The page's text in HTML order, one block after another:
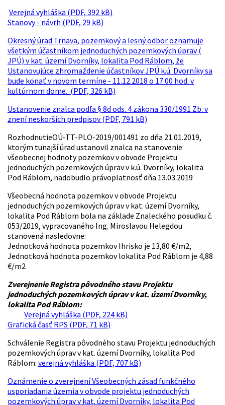
Verejná vyhláška (PDF, 392 kB)
Stanovy - návrh (PDF, 29 kB)
Okresný úrad Trnava, pozemkový a lesný odbor oznamuje
všetkým účastníkom jednoduchých pozemkových úprav (
JPÚ) v kat. území Dvorníky, lokalita Pod Ráblom, že
Ustanovujúce zhromaždenie účastníkov JPÚ k.ú. Dvorníky sa
bude konať v novom termíne - 11.12.2018 o 17 00 hod. v
kultúrnom dome. (PDF, 326 kB)
Ustanovenie znalca podľa § 8d ods. 4 zákona 330/1991 Zb. v
znení neskorších predpisov (PDF, 791 kB)
RozhodnutieOÚ-TT-PLO-2019/001491 zo dňa 21.01.2019,
ktorým tunajší úrad ustanovil znalca na stanovenie
všeobecnej hodnoty pozemkov v obvode Projektu
jednoduchých pozemkových úprav v k.ú. Dvorníky, lokalita
Pod Ráblom, nadobudlo právoplatnosť dňa 13.03.2019
Všeobecná hodnota pozemkov v obvode Projektu
jednoduchých pozemkových úprav v kat. území Dvorníky,
lokalita Pod Ráblom bola na základe Znaleckého posudku č.
053/2019, vypracovaného Ing. Miroslavou Helegdou
stanovená nasledovne:
Jednotková hodnota pozemkov Ihrisko je 13,80 €/m2,
Jednotková hodnota pozemkov lokalita Pod Ráblom je 4,88
€/m2
Zverejnenie Registra pôvodného stavu Projektu
jednoduchých pozemkových úprav v kat. území Dvorníky,
lokalita Pod Ráblom:
Verejná vyhláška (PDF, 224 kB)
Grafická časť RPS (PDF, 71 kB)
Schválenie Registra pôvodného stavu Projektu jednoduchých
pozemkových úprav v kat. území Dvorníky, lokalita Pod
Ráblom: verejná vyhláška (PDF, 707 kB)
Oznámenie o zverejnení Všeobecných zásad funkčného
usporiadania územia v obvode projektu jednoduchých
pozemkových úprav v kat. území Dvorníky, lokalita Pod